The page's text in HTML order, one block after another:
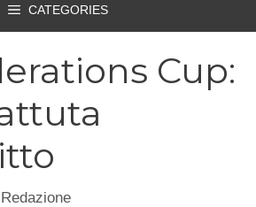
CATEGORIES
Cup:
Redazione